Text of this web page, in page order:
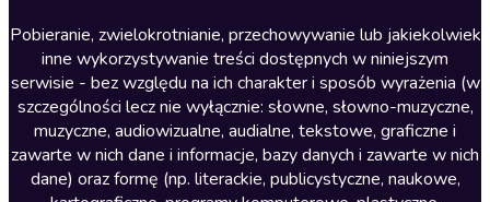
Literatura anglojęzyczna
Literatura faktu
Literatura obyczajowa
Literatura piękna obca
Literatura piękna polska
Pobieranie, zwielokrotnianie, przechowywanie lub jakiekolwiek
inne wykorzystywanie treści dostępnych w niniejszym
serwisie - bez względu na ich charakter i sposób wyrażenia (w
szczególności lecz nie wyłącznie: słowne, słowno-muzyczne,
muzyczne, audiowizualne, audialne, tekstowe, graficzne i
zawarte w nich dane i informacje, bazy danych i zawarte w nich
dane) oraz formę (np. literackie, publicystyczne, naukowe,